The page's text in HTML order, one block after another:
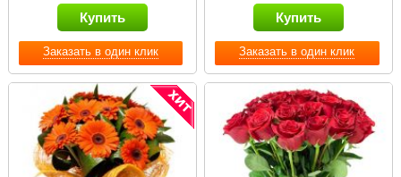
Заказать в один клик
Купить
Заказать в один клик
Купить